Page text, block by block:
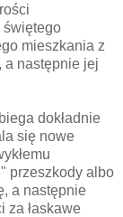
świętego
mieszkania z
a następnie jej
dokładnie
się nowe
przeszkody albo
a następnie
za łaskawe